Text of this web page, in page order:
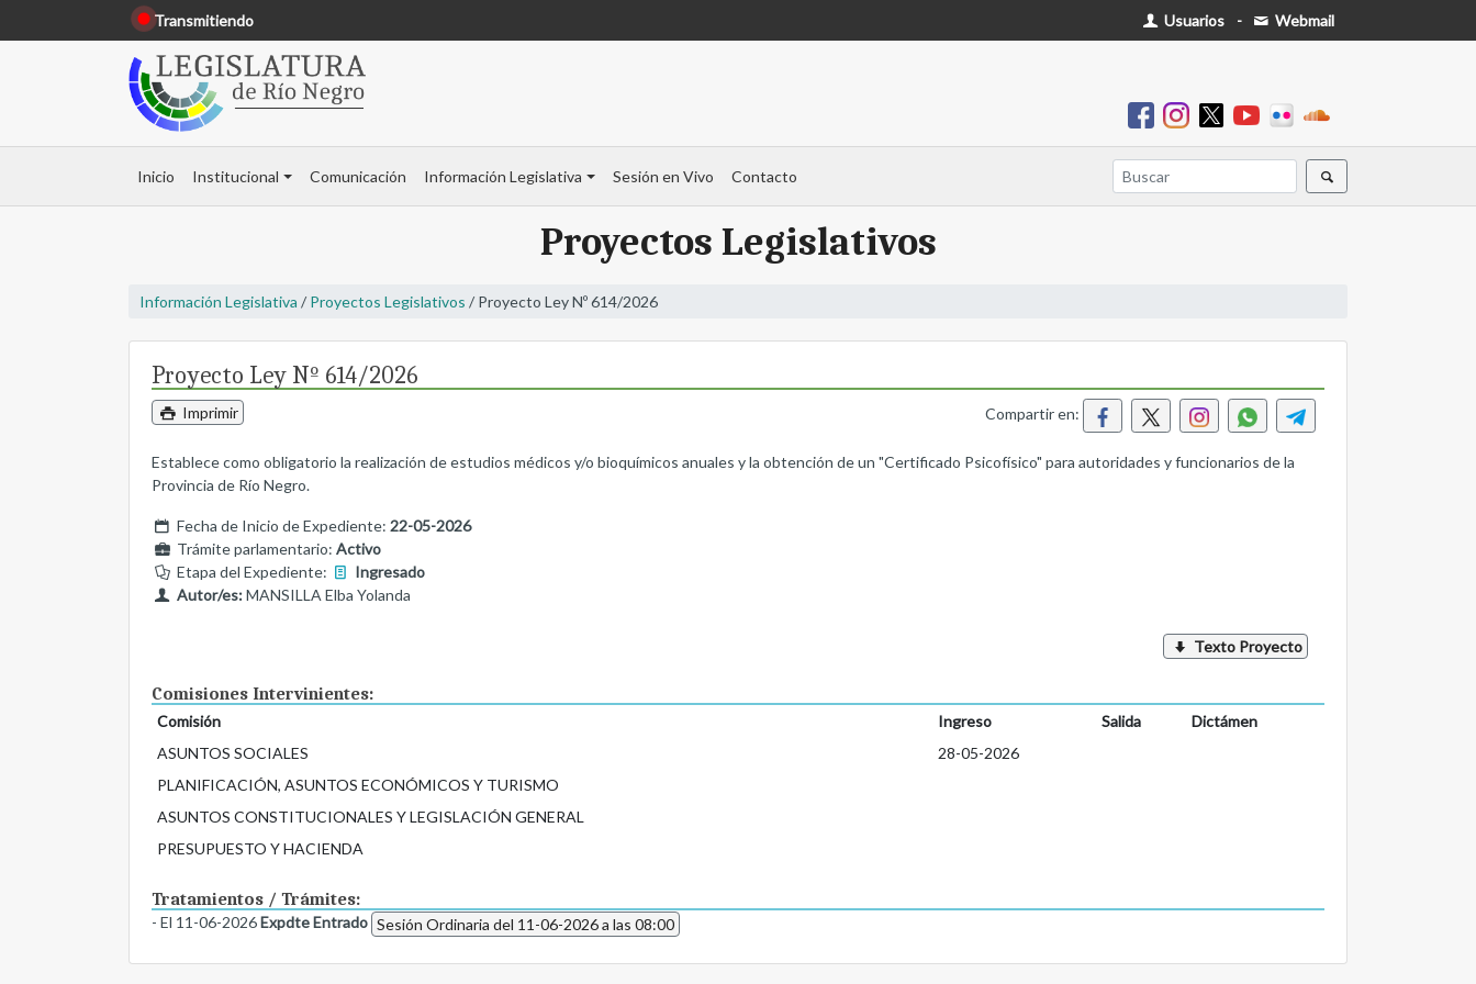
Transmitiendo Usuarios - Webmail
Inicio Institucional Comunicación Información Legislativa Sesión en Vivo Contacto
Proyectos Legislativos
Información Legislativa / Proyectos Legislativos / Proyecto Ley Nº 614/2026
Proyecto Ley Nº 614/2026
Imprimir Compartir en:
Establece como obligatorio la realización de estudios médicos y/o bioquímicos anuales y la obtención de un "Certificado Psicofísico" para autoridades y funcionarios de la
Provincia de Río Negro.
Fecha de Inicio de Expediente: 22-05-2026
Trámite parlamentario: Activo
Etapa del Expediente:
Ingresado
Autor/es:MANSILLA Elba Yolanda
Texto Proyecto
Comisiones Intervinientes:
Comisión Ingreso Salida
Dictámen
ASUNTOS SOCIALES
28-05-2026
PLANIFICACIÓN, ASUNTOS ECONÓMICOS Y TURISMO
ASUNTOS CONSTITUCIONALES Y LEGISLACIÓN GENERAL
PRESUPUESTO Y HACIENDA
Tratamientos / Trámites:
- El 11-06-2026Expdte Entrado Sesión Ordinaria del 11-06-2026 a las 08:00